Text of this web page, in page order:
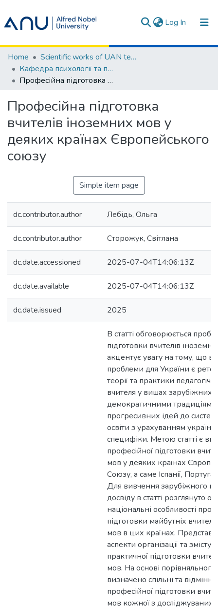
Log In (current)
Communities & Collections
All of DSpace
Terms
Home
Scientific works of UAN teachers / Наукові праці викладачів УАН
Кафедра психології та педагогіки
Професійна підготовка вчителів іноземних мов у деяких країнах Європейського союзу
Професійна підготовка
вчителів іноземних мов у
деяких країнах Європейського
союзу
Simple item page
dc.contributor.author Лебідь, Ольга
dc.contributor.author Сторожук, Світлана
dc.date.accessioned 2025-07-04T14:06:13Z
dc.date.available 2025-07-04T14:06:13Z
dc.date.issued 2025
В статті обговорюється
підготовки вчителів
акцентує увагу на тому, що
проблеми для України є
теорії та практики
вчителя у вишах зарубіжних
демократичними традиціями
прогресивних ідей до
освіти з урахуванням
специфіки. Метою статті є
професійної підготовки
мов у деяких країнах
Союзу, а саме Іспанії,
Для вивчення зарубіжного
досвіду в статті розглянуто
національні особливості
підготовки майбутніх
мов в цих країнах.
аспекти організації та змісту
практичної підготовки
мов. На основі порівняльного
визначено спільні та
професійної підготовки
мов кожної з досліджуваних